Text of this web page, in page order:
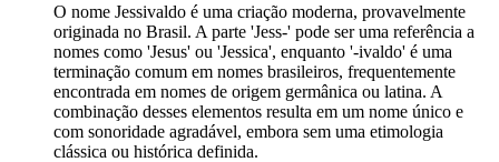
O nome Jessivaldo é uma criação moderna, provavelmente
originada no Brasil. A parte 'Jess-' pode ser uma referência a
nomes como 'Jesus' ou 'Jessica', enquanto '-ivaldo' é uma
terminação comum em nomes brasileiros, frequentemente
encontrada em nomes de origem germânica ou latina. A
combinação desses elementos resulta em um nome único e
com sonoridade agradável, embora sem uma etimologia
clássica ou histórica definida.